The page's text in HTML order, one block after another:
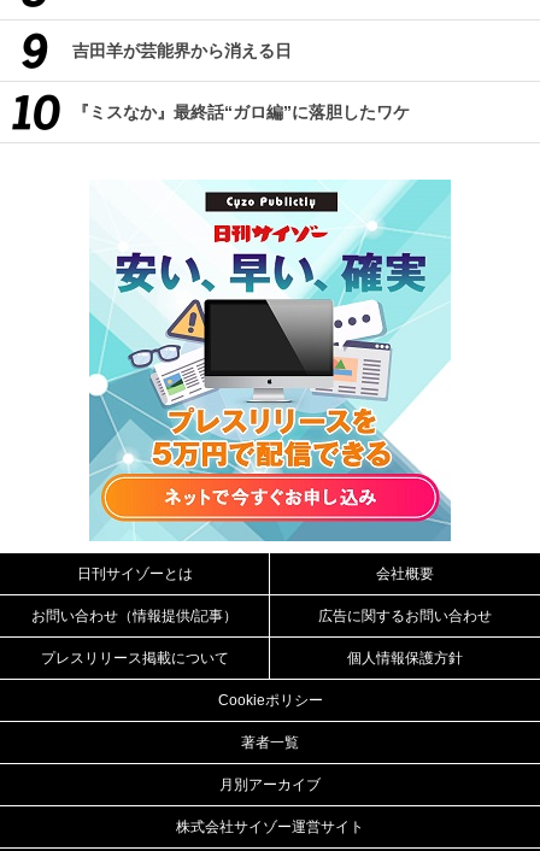
吉田羊が芸能界から消える日
『ミスなか』最終話“ガロ編”に落胆したワケ
日刊サイゾーとは 会社概要
お問い合わせ（情報提供/記事） 広告に関するお問い合わせ
プレスリリース掲載について 個人情報保護方針
Cookieポリシー
著者一覧
月別アーカイブ
株式会社サイゾー運営サイト